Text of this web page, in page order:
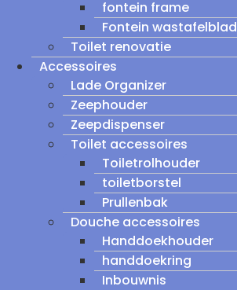
fontein frame
Fontein wastafelblad
Toilet renovatie
Accessoires
Lade Organizer
Zeephouder
Zeepdispenser
Toilet accessoires
Toiletrolhouder
toiletborstel
Prullenbak
Douche accessoires
Handdoekhouder
handdoekring
Inbouwnis